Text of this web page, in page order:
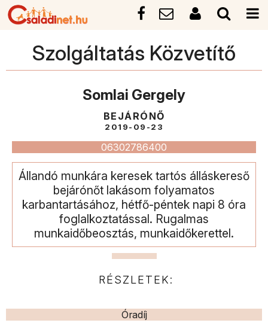
Szolgáltatás Közvetítő
Somlai Gergely
BEJÁRÓNŐ
2019-09-23
06302786400
Állandó munkára keresek tartós álláskereső
bejárónőt lakásom folyamatos
karbantartásához, hétfő-péntek napi 8 óra
foglalkoztatással. Rugalmas
munkaidőbeosztás, munkaidőkerettel.
RÉSZLETEK:
Óradíj